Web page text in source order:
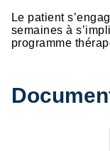
Le patient
semaines à
programme